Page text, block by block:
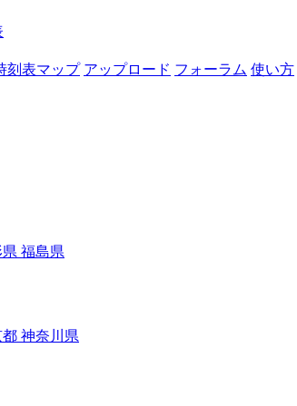
刻表マップ アップロード フォーラム 使い方
福島県
都 神奈川県